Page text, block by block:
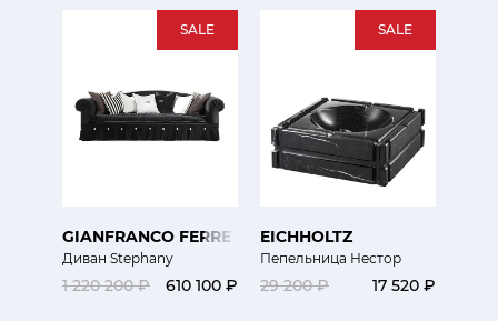
SALE
GIANFRANCO FERRE HOME
Диван Stephany
1 220 200 ₽ 610 100 ₽
SALE
EICHHOLTZ
Пепельница Нестор
29 200 ₽ 17 520 ₽